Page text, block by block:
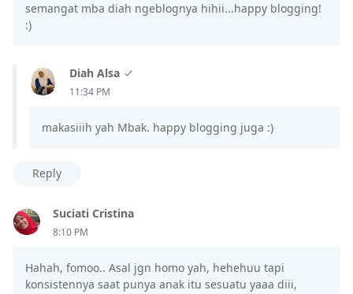
semangat mba diah ngeblognya hihii...happy blogging!
:)
Diah Alsa
11:34 PM
makasiiih yah Mbak. happy blogging juga :)
Reply
Suciati Cristina
8:10 PM
Hahah, fomoo.. Asal jgn homo yah, hehehuu tapi
konsistennya saat punya anak itu sesuatu yaaa diii,